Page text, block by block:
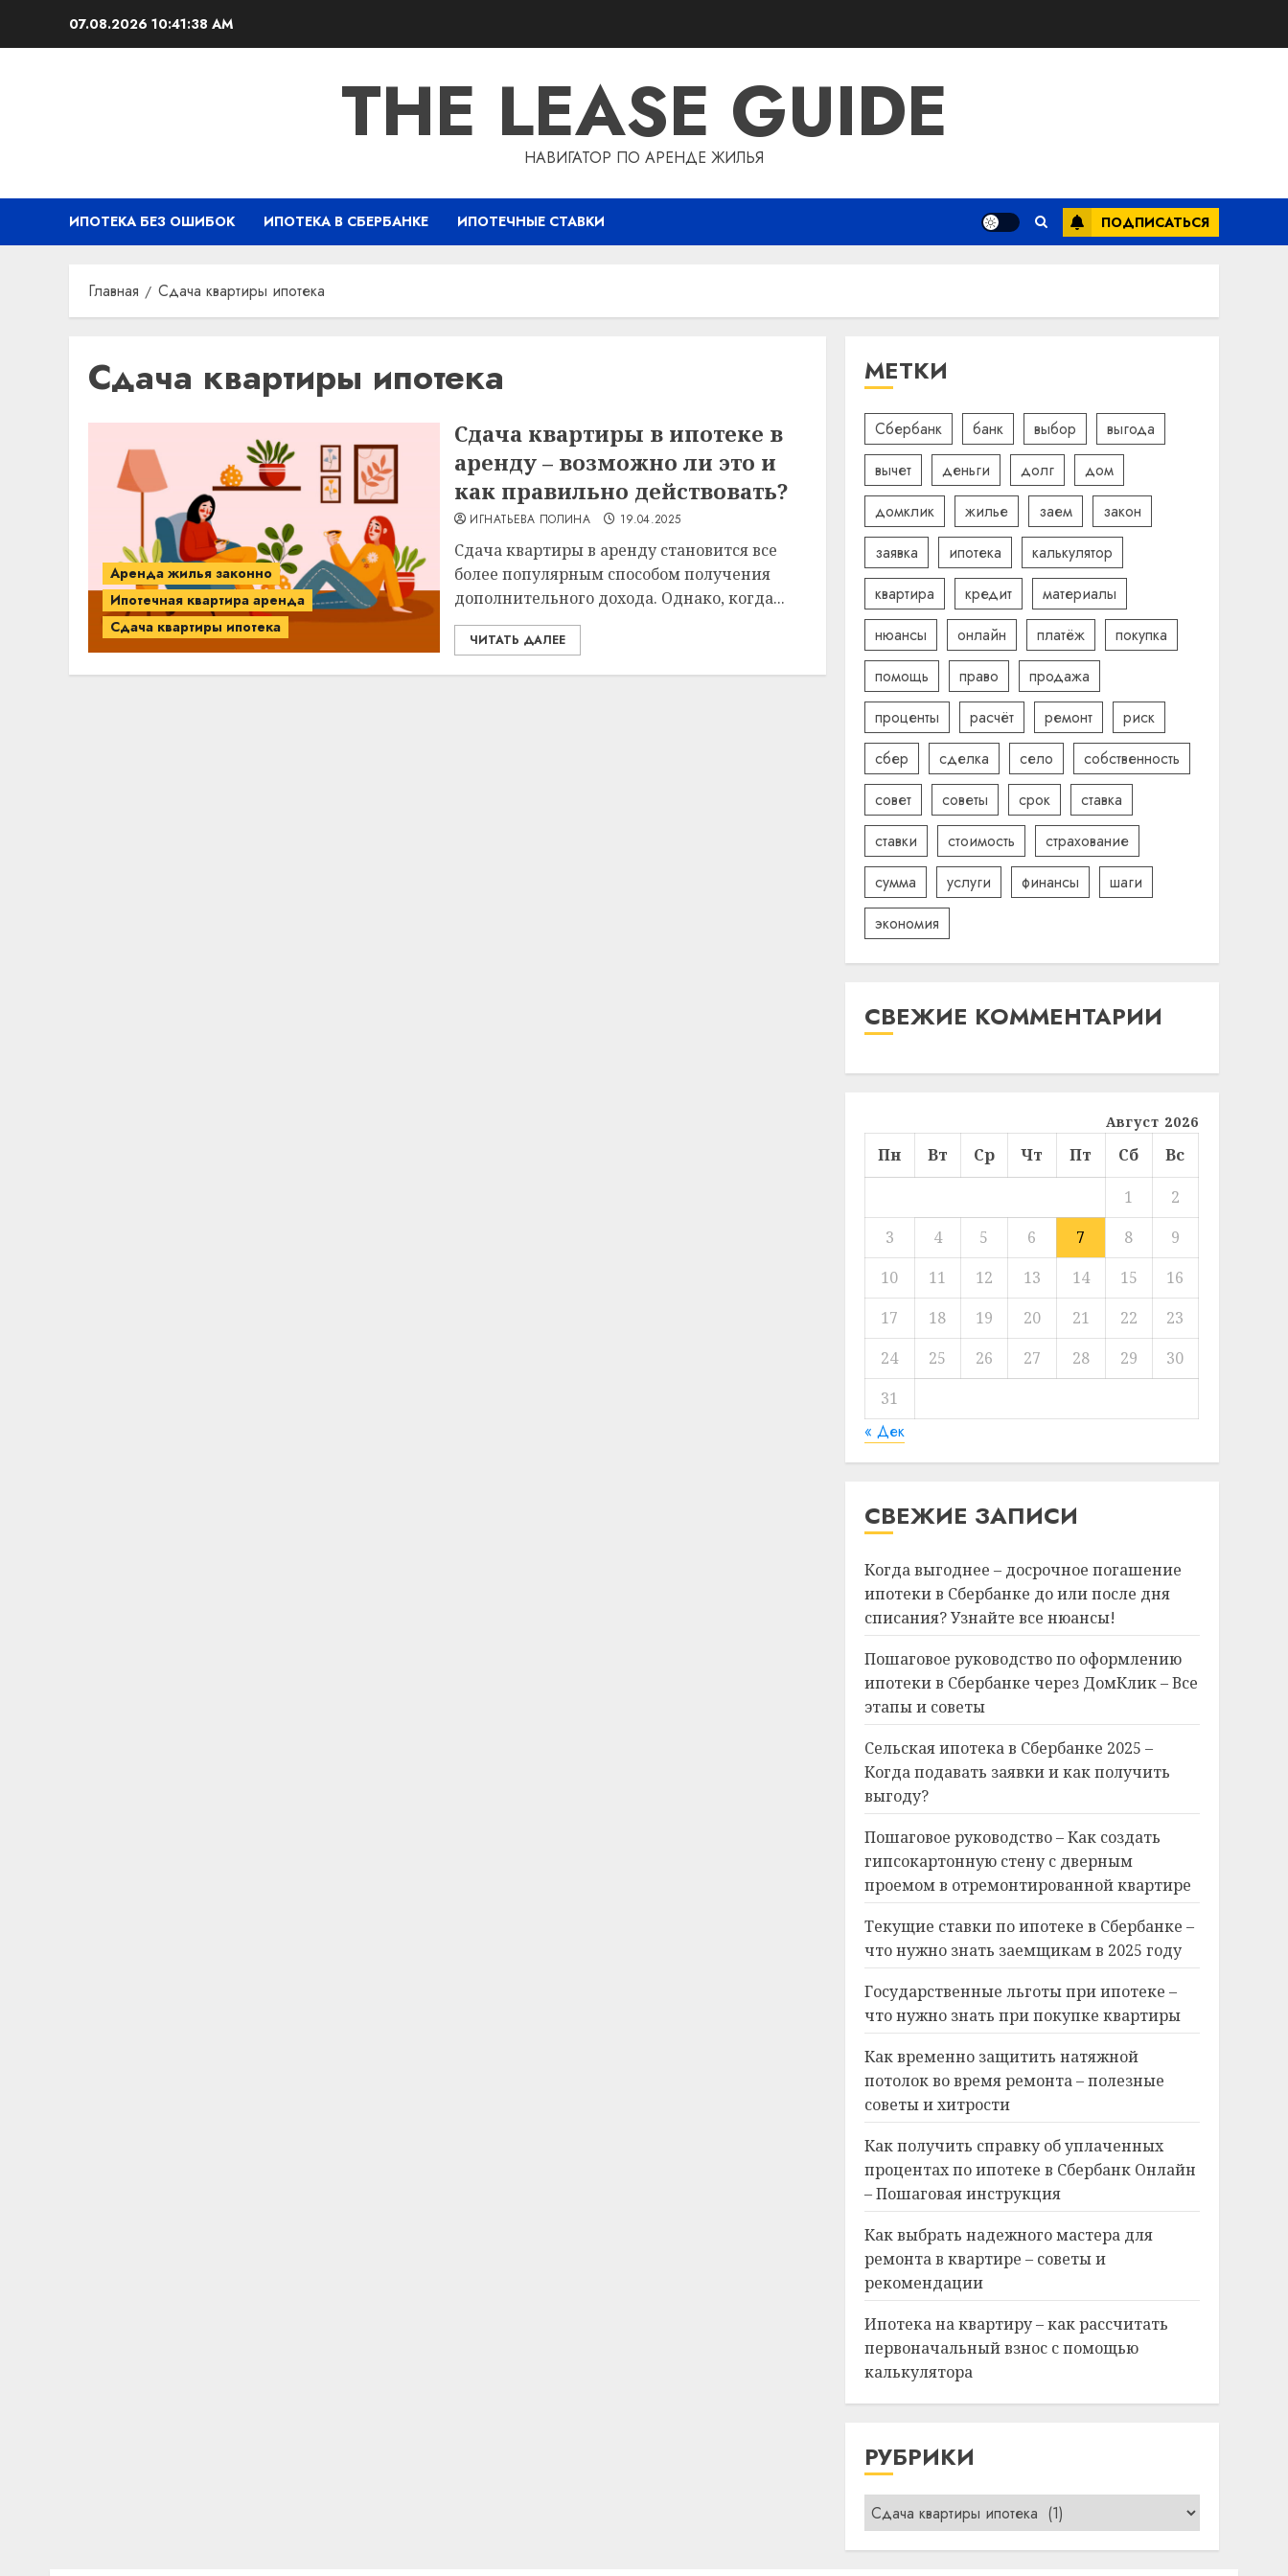
07.08.2026 10:41:38 AM
THE LEASE GUIDE
НАВИГАТОР ПО АРЕНДЕ ЖИЛЬЯ
ИПОТЕКА БЕЗ ОШИБОК ИПОТЕКА В СБЕРБАНКЕ ИПОТЕЧНЫЕ СТАВКИ ПОДПИСАТЬСЯ
Главная Сдача квартиры ипотека
Сдача квартиры ипотека
Аренда жилья законно
Ипотечная квартира аренда
Сдача квартиры ипотека
Сдача квартиры в ипотеке в
аренду – возможно ли это и
как правильно действовать?
ИГНАТЬЕВА ПОЛИНА 19.04.2025
Сдача квартиры в аренду становится все
более популярным способом получения
дополнительного дохода. Однако, когда...
ЧИТАТЬ ДАЛЕЕ
МЕТКИ
Сбербанк банк выбор
выгода
вычет
деньги долг
дом
домклик
жилье заем
закон
заявка
ипотека
калькулятор
квартира
кредит
материалы
нюансы
онлайн платёж
покупка
помощь
право
продажа
проценты
расчёт ремонт
риск
сбер
сделка село
собственность
совет
советы срок
ставка
ставки
стоимость
страхование
сумма
услуги финансы
шаги
экономия
СВЕЖИЕ КОММЕНТАРИИ
Август 2026
Пн Вт Ср Чт Пт Сб
Вс
1
2
3
4 5 6 7 8
9
10
11 12 13 14 15
16
17
18 19 20 21 22
23
24
25 26 27 28 29
30
31
« Дек
СВЕЖИЕ ЗАПИСИ
Когда выгоднее – досрочное погашение
ипотеки в Сбербанке до или после дня
списания? Узнайте все нюансы!
Пошаговое руководство по оформлению
ипотеки в Сбербанке через ДомКлик – Все
этапы и советы
Сельская ипотека в Сбербанке 2025 –
Когда подавать заявки и как получить
выгоду?
Пошаговое руководство – Как создать
гипсокартонную стену с дверным
проемом в отремонтированной квартире
Текущие ставки по ипотеке в Сбербанке –
что нужно знать заемщикам в 2025 году
Государственные льготы при ипотеке –
что нужно знать при покупке квартиры
Как временно защитить натяжной
потолок во время ремонта – полезные
советы и хитрости
Как получить справку об уплаченных
процентах по ипотеке в Сбербанк Онлайн
– Пошаговая инструкция
Как выбрать надежного мастера для
ремонта в квартире – советы и
рекомендации
Ипотека на квартиру – как рассчитать
первоначальный взнос с помощью
калькулятора
РУБРИКИ
Рубрики